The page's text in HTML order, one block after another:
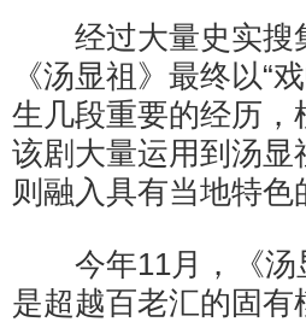
经过大量史实搜
《汤显祖》最终以“
生几段重要的经历，
该剧大量运用到汤
则融入具有当地特
今年11月，《汤
是超越百老汇的固